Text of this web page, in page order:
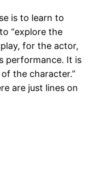
is to learn to
“explore the
for the actor,
performance. It is
the character.”
are just lines on